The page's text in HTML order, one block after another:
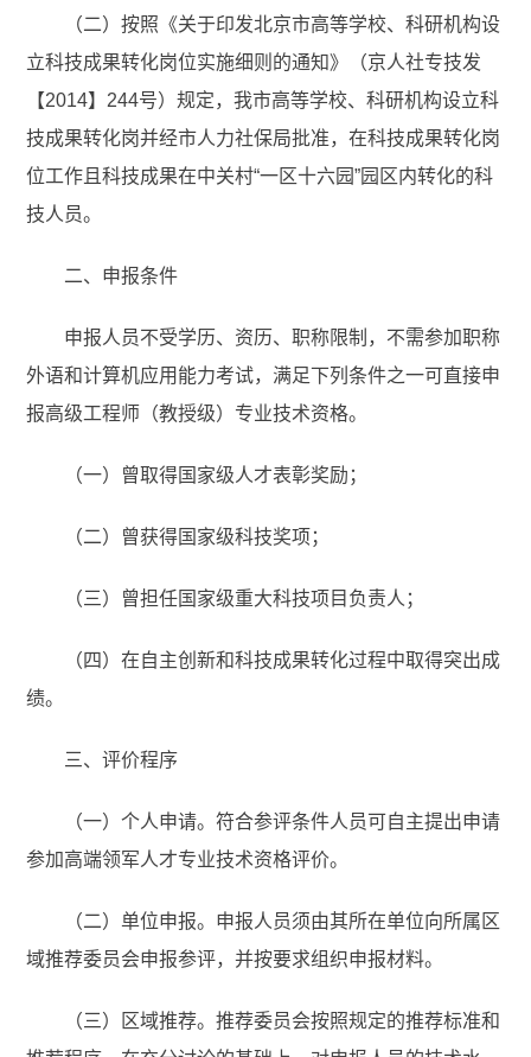
（二）按照《关于印发北京市高等学校、科研机构设
立科技成果转化岗位实施细则的通知》（京人社专技发
【2014】244号）规定，我市高等学校、科研机构设立科
技成果转化岗并经市人力社保局批准，在科技成果转化岗
位工作且科技成果在中关村“一区十六园”园区内转化的科
技人员。
二、申报条件
申报人员不受学历、资历、职称限制，不需参加职称
外语和计算机应用能力考试，满足下列条件之一可直接申
报高级工程师（教授级）专业技术资格。
（一）曾取得国家级人才表彰奖励；
（二）曾获得国家级科技奖项；
（三）曾担任国家级重大科技项目负责人；
（四）在自主创新和科技成果转化过程中取得突出成
绩。
三、评价程序
（一）个人申请。符合参评条件人员可自主提出申请
参加高端领军人才专业技术资格评价。
（二）单位申报。申报人员须由其所在单位向所属区
域推荐委员会申报参评，并按要求组织申报材料。
（三）区域推荐。推荐委员会按照规定的推荐标准和